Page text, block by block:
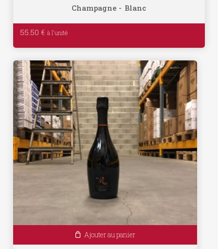
Champagne Blanc
55.50 €
Ajouter au panier